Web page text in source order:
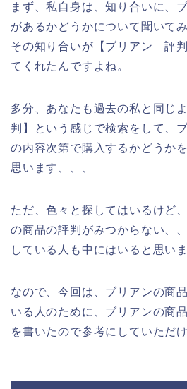
まず、私自身は、知り合いに、
があるかどうかについて聞いて
その知り合いが【ブリアン 評
てくれたんですよね。
多分、あなたも過去の私と同じ
判】という感じで検索をして、
の内容次第で購入するかどうか
思います、、、
ただ、色々と探してはいるけど
の商品の評判がみつからない、
している人も中にはいると思いま
なので、今回は、ブリアンの商
いる人のために、ブリアンの商
を書いたので参考にしていただ